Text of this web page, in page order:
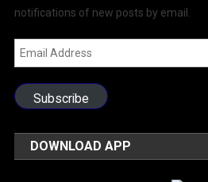
notifications of new posts by email.
Email
Address
Subscribe
DOWNLOAD APP